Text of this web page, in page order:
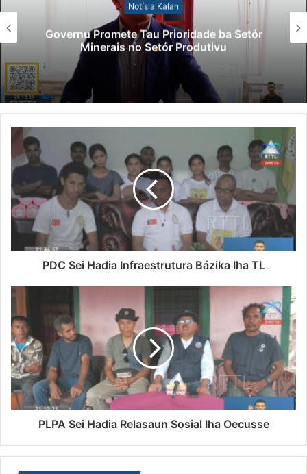
Notísia Kalan
Governu Promete Tau Prioridade ba Setór
Minerais no Setór Produtivu
PDC Sei Hadia Infraestrutura Bázika Iha TL
PLPA Sei Hadia Relasaun Sosial Iha Oecusse